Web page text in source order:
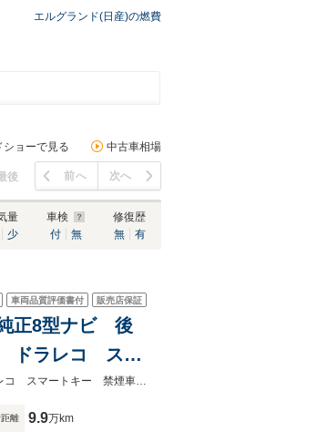
エルグランド(日産)の燃費
ショーで見る 中古車相場
後 前へ 次へ
量
少
車検
付
無
修復歴
無
有
車両品質評価書付 販売店保証
正8型ナビ 後
ドラレコ スマ
ール LEDヘッ★ネクステージ夏トクフェア開催！８月８～１６日まで★両側電動スライドドア ＥＴＣ ドラレコ スマートキー 禁煙車 リアオートエアコン
離 9.9万km